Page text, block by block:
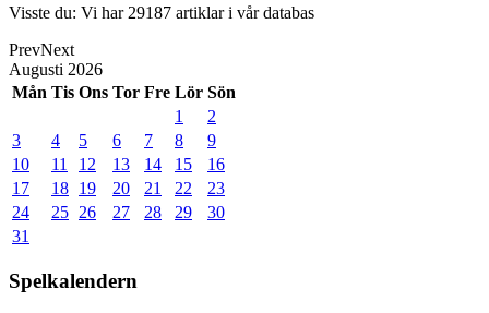
Visste du: Vi har 29187 artiklar i vår databas
PrevNext
Augusti 2026
Mån Tis Ons Tor Fre Lör Sön
1
2
3
4 5 6 7 8
9
10
11 12 13 14 15
16
17
18 19 20 21 22
23
24
25 26 27 28 29
30
31
Spelkalendern